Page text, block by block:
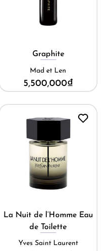
Graphite
Mad et Len
5,500,000₫
La Nuit de l’Homme Eau
de Toilette
Yves Saint Laurent